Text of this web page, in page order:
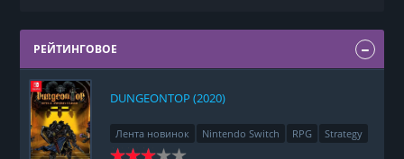
РЕЙТИНГОВОЕ
DUNGEONTOP (2020)
Лента новинок Nintendo Switch RPG Strategy